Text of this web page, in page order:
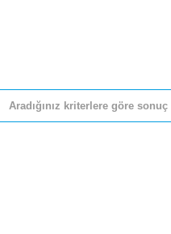
Aradığınız kriterlere göre